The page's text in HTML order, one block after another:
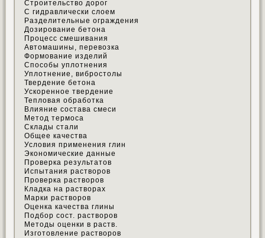
Строительство дорог
С гидравлически слоем
Разделительные ограждения
Дозирование бетона
Процесс смешивания
Автомашины, перевозка
Формование изделий
Способы уплотнения
Уплотнение, вибростолы
Твердение бетона
Ускоренное твердение
Тепловая обработка
Влияние состава смеси
Метод термоса
Склады стали
Общее качества
Условия применения глин
Экономические данные
Проверка результатов
Испытания растворов
Проверка растворов
Кладка на растворах
Марки растворов
Оценка качества глины
Подбор сост. растворов
Методы оценки в раств.
Изготовление растворов